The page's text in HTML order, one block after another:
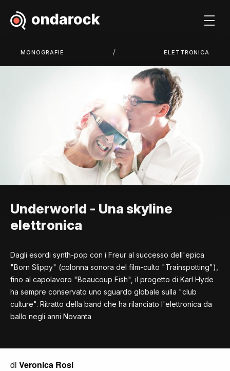
MONOGRAFIE / ELETTRONICA
Underworld - Una skyline
elettronica
Dagli esordi synth-pop con i Freur al successo dell'epica
"Born Slippy" (colonna sonora del film-culto "Trainspotting"),
fino al capolavoro "Beaucoup Fish", il progetto di Karl Hyde
ha sempre conservato uno sguardo globale sulla "club
culture". Ritratto della band che ha rilanciato l'elettronica da
ballo negli anni Novanta
di Veronica Rosi